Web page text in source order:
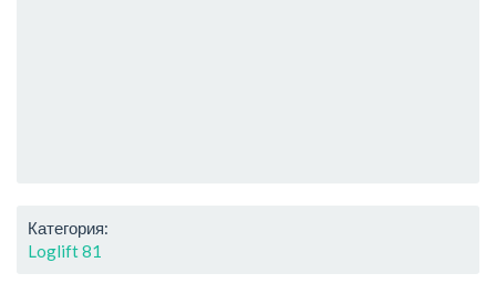
Категория:
Loglift 81